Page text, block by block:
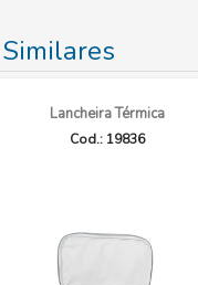
Lancheira Térmica
Cod.: 19836